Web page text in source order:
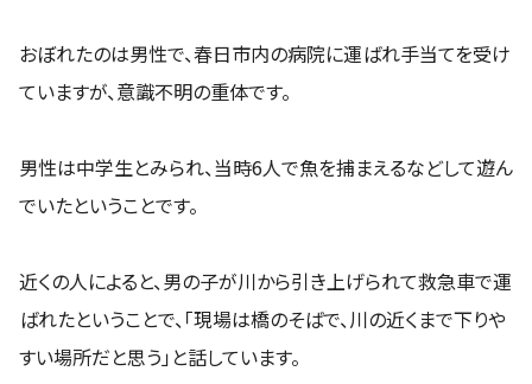
おぼれたのは男性で、春日市内の病院に運ばれ手当てを受け
ていますが、意識不明の重体です。
男性は中学生とみられ、当時6人で魚を捕まえるなどして遊ん
でいたということです。
近くの人によると、男の子が川から引き上げられて救急車で運
ばれたということで、「現場は橋のそばで、川の近くまで下りや
すい場所だと思う」と話しています。